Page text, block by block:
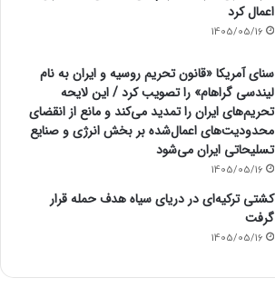
اعمال کرد
1405/05/16
سنای آمریکا «قانون تحریم روسیه و ایران به نام
لیندسی گراهام» را تصویب کرد / این لایحه
تحریم‌های ایران را تمدید می‌کند و مانع از انقضای
محدودیت‌های اعمال‌شده بر بخش انرژی و صنایع
تسلیحاتی ایران می‌شود
1405/05/16
کشتی ترکیه‌ای در دریای سیاه هدف حمله قرار
گرفت
1405/05/16